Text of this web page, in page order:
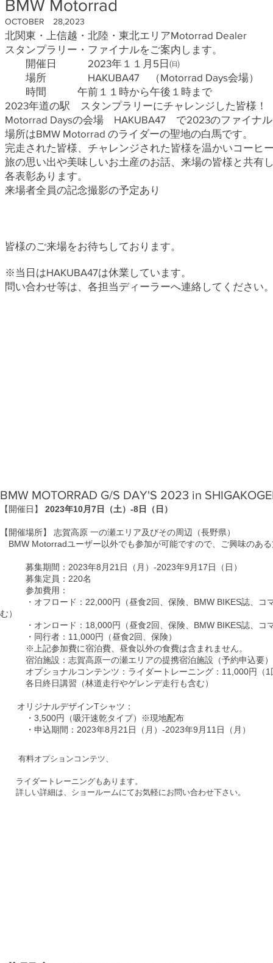
BMW Motorrad
OCTOBER 28,2023
北関東・上信越・北陸・東北エリアMotorrad Dealer
スタンプラリー・ファイナルをご案内します。
開催日 2023年１１月5日㈰
場所 HAKUBA47 （Motorrad Days会場）
時間 午前１１時から午後１時まで
2023年道の駅 スタンプラリーにチャレンジした皆様！
Motorrad Daysの会場 HAKUBA47 で2023のファイナ
場所はBMW Motorrad のライダーの聖地の白馬です。
完走された皆様、チャレンジされた皆様を温かいコーヒ
旅の思い出や美味しいお土産のお話、来場の皆様と共有
各表彰あります。
来場者全員の記念撮影の予定あり
皆様のご来場をお待ちしております。
※当日はHAKUBA47は休業しています。
問い合わせ等は、各担当ディーラーへ連絡してください
BMW MOTORRAD G/S DAY'S 2023 in
【開催日】 2023年10月7日（土）‐8日（日）
【開催場所】 志賀高原 一の瀬エリア及びその周辺（長野県）
BMW Motorradユーザー以外でも参加が可能ですので、ご興味のあ
募集期間：2023年8月21日（月）‐2023年9月17日（日）
募集定員：220名
参加費用：
・オフロード：22,000円（昼食2回、保険、BMW BIKES誌、コ
む）
・オンロード：18,000円（昼食2回、保険、BMW BIKES誌、コ
・同行者：11,000円（昼食2回、保険）
※上記参加費に宿泊費、昼食以外の食費は含まれません。
宿泊施設：志賀高原一の瀬エリアの提携宿泊施設（予約申込要）
オプショナルコンテンツ：ライダートレーニング：11,000円（1
各日終日講習（林道走行やゲレンデ走行も含む）
オリジナルデザインTシャツ：
・3,500円（吸汗速乾タイプ）※現地配布
・申込期間：2023年8月21日（月）‐2023年9月11日（月）
有料オプションコンテツ、
ライダートレーニングもあります。
詳しい詳細は、ショールームにてお気軽にお問い合わせ下さい。